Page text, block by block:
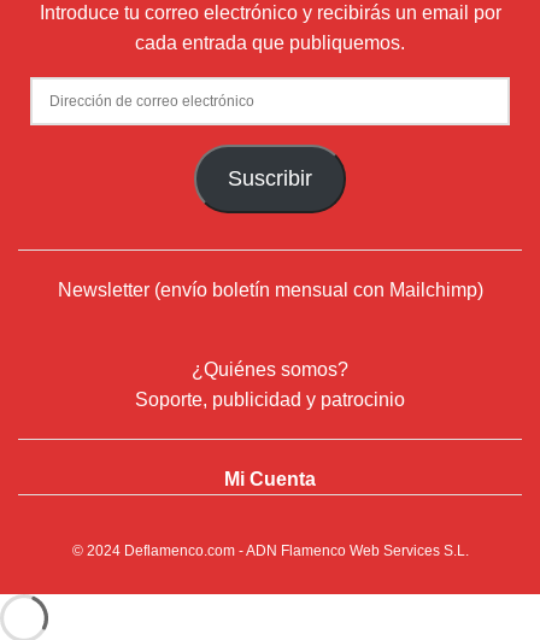
Introduce tu correo electrónico y recibirás un email por
cada entrada que publiquemos.
Dirección
de
Suscribir
Newsletter (envío boletín mensual con Mailchimp)
¿Quiénes somos?
Soporte, publicidad y patrocinio
Mi Cuenta
© 2024 Deflamenco.com- ADN Flamenco Web Services S.L.